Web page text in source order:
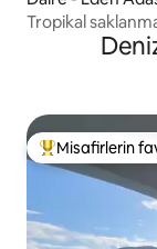
Tropikal
Misafirlerin
Misafirlerin